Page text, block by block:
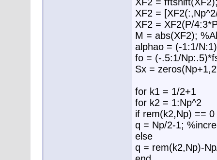
XF2 =
XF2 = XF2(P/
M = abs(XF2);
alphao = (-1:1/
fo = (-.5:1/
Sx =
for k1 = 1/2+1
for k2 = 1:Np^2
if rem(k2,Np) == 0
q = Np/2-1;
else
q = rem(k2,Np)-